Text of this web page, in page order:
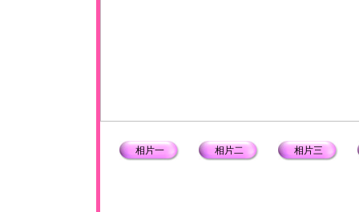
相片一 相片二 相片三